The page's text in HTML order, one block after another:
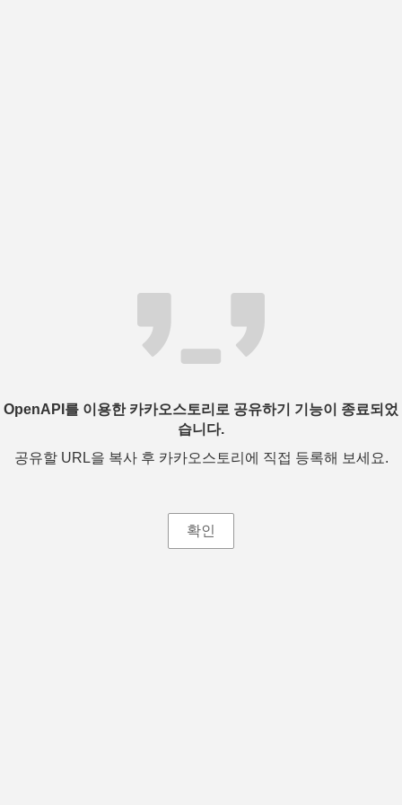
OpenAPI를 이용한 카카오스토리로 공유하기 기능이 종료되었
습니다.
공유할 URL을 복사 후 카카오스토리에 직접 등록해 보세요.
확인